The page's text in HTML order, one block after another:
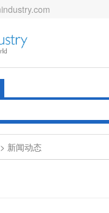
> 新闻动态